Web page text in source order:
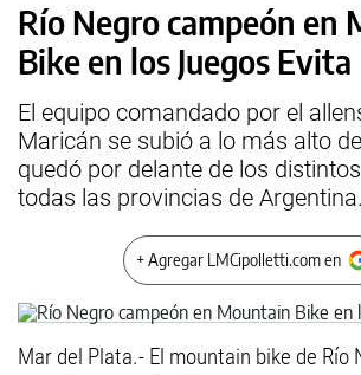
Río Negro campeón en
Bike en los Juegos Evita
El equipo comandado por el
Maricán se subió a lo más alto
quedó por delante de los
todas las provincias de Argentina.
+ Agregar LMCipolletti.com en
Mar del Plata.- El mountain bike de Río